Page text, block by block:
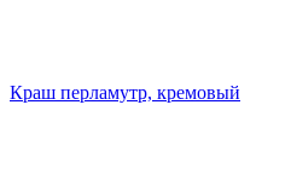
Краш перламутр, кремовый